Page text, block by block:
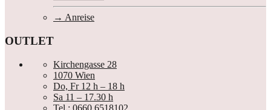
Anreise
OUTLET
Kirchengasse 28
1070 Wien
Do, Fr 12 h – 18 h
Sa 11 – 17.30 h
Tel.: 0660 6518102